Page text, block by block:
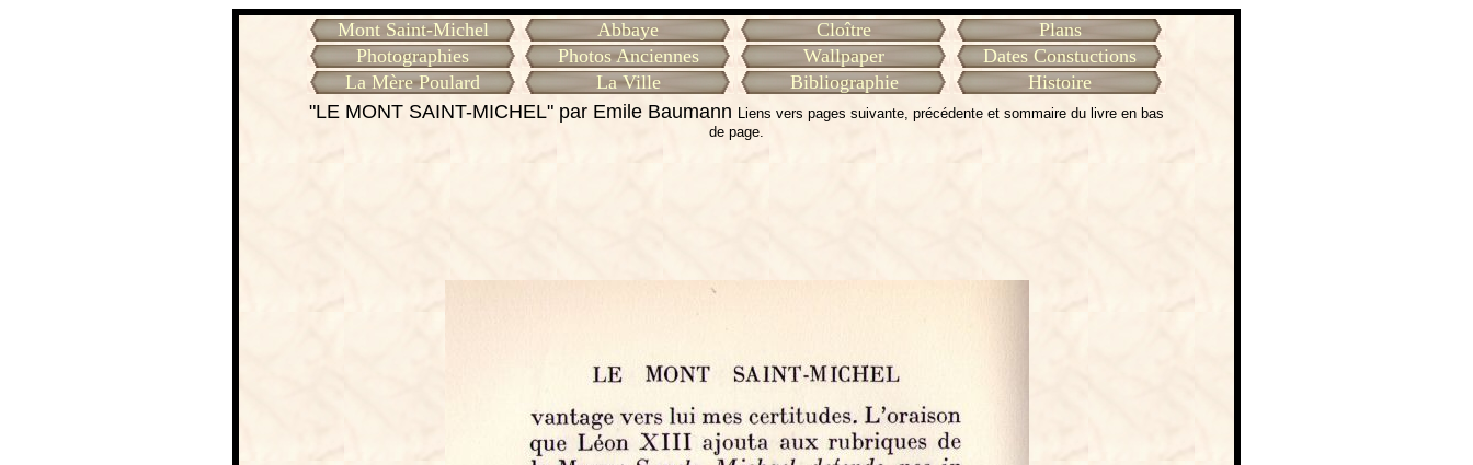
Mont Saint-Michel Abbaye Cloître
Plans
Photographies
Photos Anciennes Wallpaper
Dates Constuctions
La Mère Poulard
La Ville Bibliographie
Histoire
"LE MONT SAINT-MICHEL" par Emile Baumann Liens vers pages suivante, précédente et sommaire du livre en bas
de page.